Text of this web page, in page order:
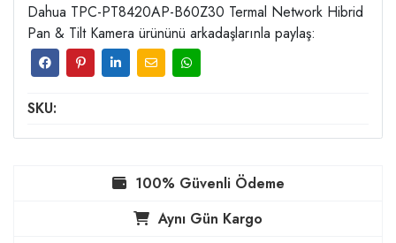
Dahua TPC-PT8420AP-B60Z30 Termal Network Hibrid
Pan & Tilt Kamera ürününü arkadaşlarınla paylaş:
SKU:
100% Güvenli Ödeme
Aynı Gün Kargo